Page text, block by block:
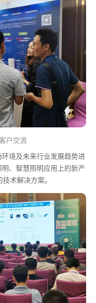
户交流
境及未来行业发展趋势进
、智慧照明应用上的新产
术解决方案。